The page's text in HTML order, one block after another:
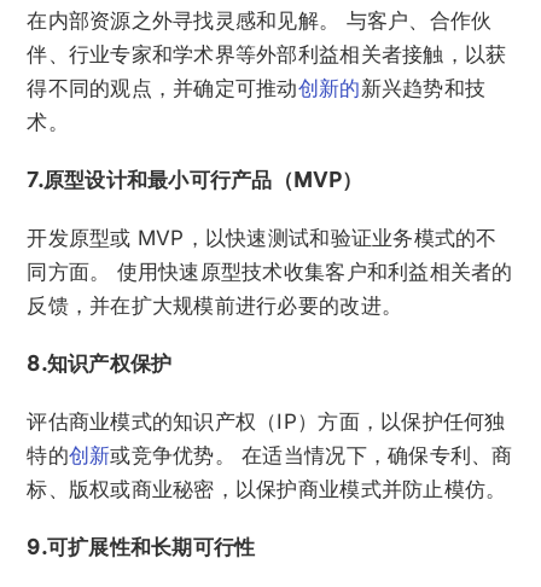
在内部资源之外寻找灵感和见解。 与客户、合作伙
伴、行业专家和学术界等外部利益相关者接触，以获
得不同的观点，并确定可推动创新的新兴趋势和技
术。
7.原型设计和最小可行产品（MVP）
开发原型或 MVP，以快速测试和验证业务模式的不
同方面。 使用快速原型技术收集客户和利益相关者的
反馈，并在扩大规模前进行必要的改进。
8.知识产权保护
评估商业模式的知识产权（IP）方面，以保护任何独
特的创新或竞争优势。 在适当情况下，确保专利、商
标、版权或商业秘密，以保护商业模式并防止模仿。
9.可扩展性和长期可行性